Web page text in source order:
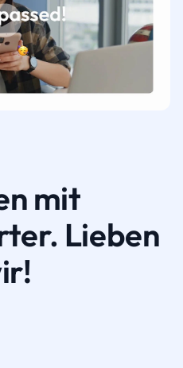
mit
Lieben